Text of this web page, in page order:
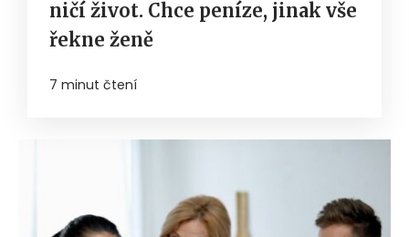
ničí život. Chce peníze, jinak vše
řekne ženě
7 minut čtení